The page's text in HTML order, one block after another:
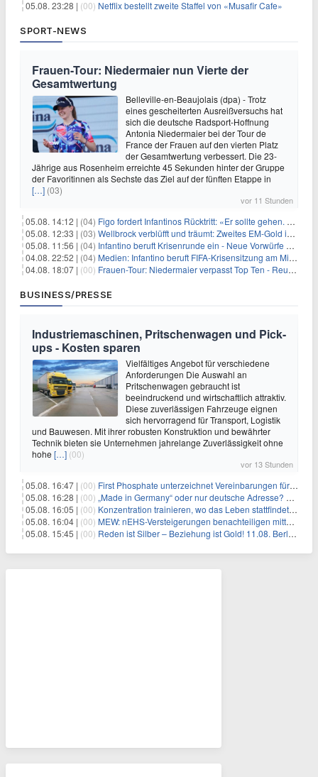
05.08. 23:28 | (00) Netflix bestellt zweite Staffel von «Musafir Cafe»
SPORT-NEWS
Frauen-Tour: Niedermaier nun Vierte der
Gesamtwertung
Belleville-en-Beaujolais (dpa) - Trotz
eines gescheiterten Ausreißversuchs hat
sich die deutsche Radsport-Hoffnung
Antonia Niedermaier bei der Tour de
France der Frauen auf den vierten Platz
der Gesamtwertung verbessert. Die 23-
Jährige aus Rosenheim erreichte 45 Sekunden hinter der Gruppe
der Favoritinnen als Sechste das Ziel auf der fünften Etappe in
[…] (03)
vor 11 Stunden
05.08. 14:12 | (04) Figo fordert Infantinos Rücktritt: «Er sollte gehen. Jetzt»
05.08. 12:33 | (03) Wellbrock verblüfft und träumt: Zweites EM-Gold in Paris
05.08. 11:56 | (04) Infantino beruft Krisenrunde ein - Neue Vorwürfe gegen FIFA
04.08. 22:52 | (04) Medien: Infantino beruft FIFA-Krisensitzung am Mittwoch ein
04.08. 18:07 | (00) Frauen-Tour: Niedermaier verpasst Top Ten - Reusser siegt
BUSINESS/PRESSE
Industriemaschinen, Pritschenwagen und Pick-
ups - Kosten sparen
Vielfältiges Angebot für verschiedene
Anforderungen Die Auswahl an
Pritschenwagen gebraucht ist
beeindruckend und wirtschaftlich attraktiv.
Diese zuverlässigen Fahrzeuge eignen
sich hervorragend für Transport, Logistik
und Bauwesen. Mit ihrer robusten Konstruktion und bewährter
Technik bieten sie Unternehmen jahrelange Zuverlässigkeit ohne
hohe […] (00)
vor 13 Stunden
05.08. 16:47 | (00) First Phosphate unterzeichnet Vereinbarungen für nicht zu refundierende Zuwendungen in Höhe von 4,84 Mio. $ von der kanadischen Regierung für Straßeninfrastruktur und Stromübertragungsleitungen
05.08. 16:28 | (00) „Made in Germany“ oder nur deutsche Adresse? So erkennen Sie, wo Ihre Leiterplatten wirklich gefertigt werden
05.08. 16:05 | (00) Konzentration trainieren, wo das Leben stattfindet: Mobile EEG-Technologie bringt Neurofeedback in den Alltag
05.08. 16:04 | (00) MEW: nEHS-Versteigerungen benachteiligen mittelständische Unternehmen
05.08. 15:45 | (00) Reden ist Silber – Beziehung ist Gold! 11.08. Berlin – 18:30 Uhr